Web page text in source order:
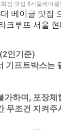
점 맛집 #서울베이글
베이글 맛집
크루뜨 서울
인기준)
프트박스는
하며, 포장체
무조건 지켜주